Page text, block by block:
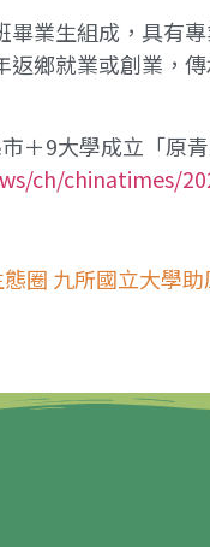
業生組成，具有
返鄉就業或創業，
＋9大學成立「原
ch/chinatimes/
圈 九所國立大學